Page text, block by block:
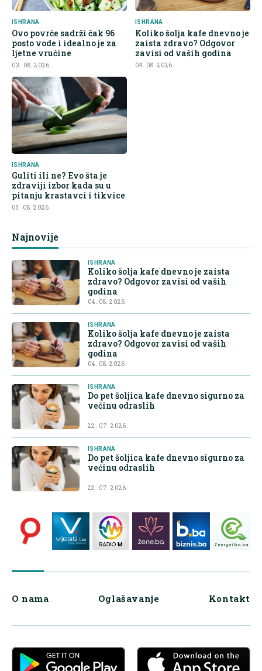
ISHRANA
Ovo povrće sadrži čak 96
posto vode i idealno je za
ljetne vrućine
03. 08. 2026.
ISHRANA
Koliko šolja kafe dnevno je
zaista zdravo? Odgovor
zavisi od vaših godina
04. 08. 2026.
ISHRANA
Guliti ili ne? Evo šta je
zdraviji izbor kada su u
pitanju krastavci i tikvice
05. 08. 2026.
Najnovije
ISHRANA
Koliko šolja kafe dnevno je zaista
zdravo? Odgovor zavisi od vaših
godina
04. 08. 2026.
ISHRANA
Koliko šolja kafe dnevno je zaista
zdravo? Odgovor zavisi od vaših
godina
04. 08. 2026.
ISHRANA
Do pet šoljica kafe dnevno sigurno za
većinu odraslih
22. 07. 2026.
ISHRANA
Do pet šoljica kafe dnevno sigurno za
većinu odraslih
22. 07. 2026.
O nama Oglašavanje Kontakt